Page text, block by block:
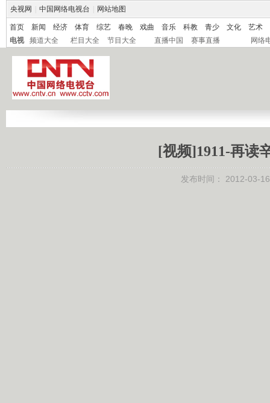
央视网 中国网络电视台 网站地图
首页 新闻 经济 体育 综艺 春晚 戏曲 音乐 科教 青少 文化
艺术
电视
频道大全 栏目大全 节目大全 直播中国 赛事直播 网络
[视频]1911-再读
发布时间： 2012-03-